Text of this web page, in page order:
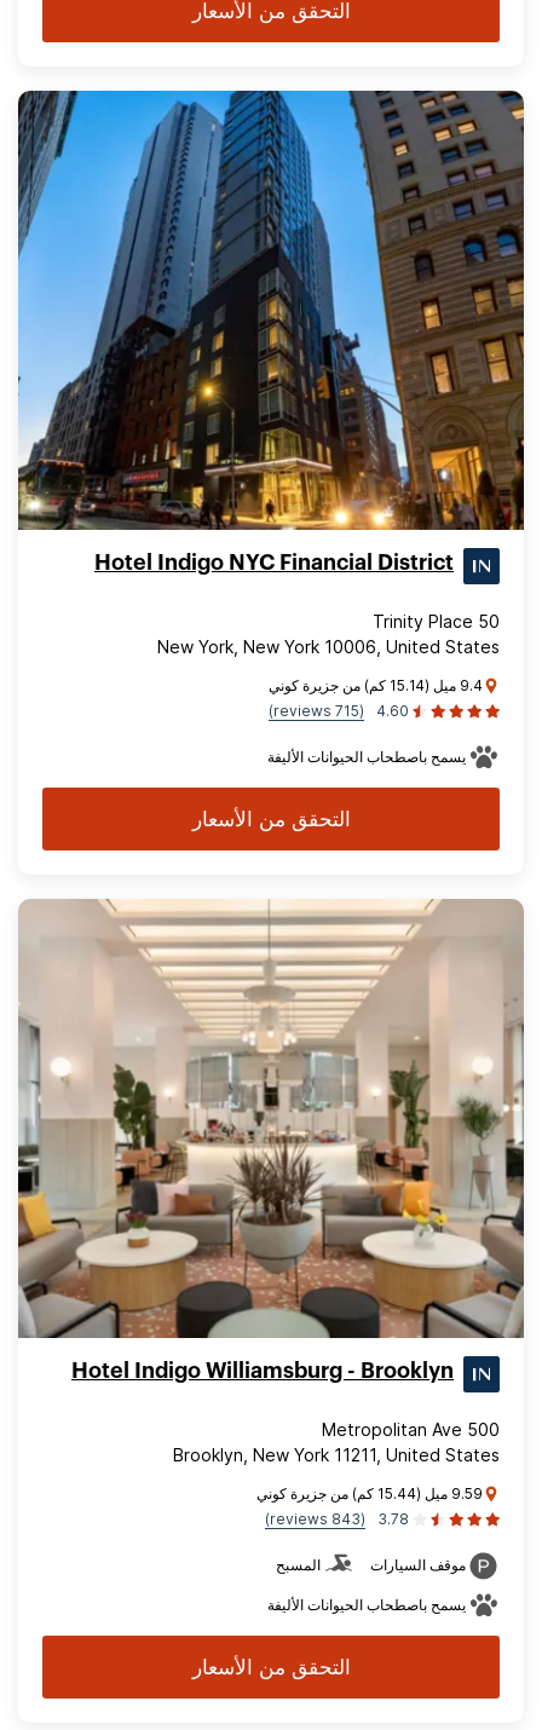
التحقق من الأسعار
Hotel Indigo NYC Financial District
50 Trinity Place
New York, New York 10006, United States
9.4 ميل (15.14 كم) من جزيرة كوني
4.60
(715 reviews)
يسمح باصطحاب الحيوانات الأليفة
التحقق من الأسعار
Hotel Indigo Williamsburg - Brooklyn
500 Metropolitan Ave
Brooklyn, New York 11211, United States
9.59 ميل (15.44 كم) من جزيرة كوني
3.78
(843 reviews)
موقف السيارات المسبح
يسمح باصطحاب الحيوانات الأليفة
التحقق من الأسعار